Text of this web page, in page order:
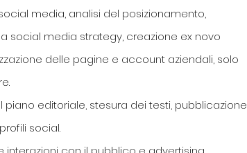
media, analisi del posizionamento,
social media strategy, creazione ex novo
delle pagine e account aziendali, solo
piano editoriale, stesura dei testi, pubblicazione
social.